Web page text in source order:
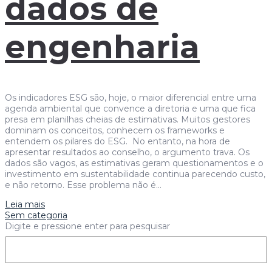
dados de
engenharia
Os indicadores ESG são, hoje, o maior diferencial entre uma
agenda ambiental que convence a diretoria e uma que fica
presa em planilhas cheias de estimativas. Muitos gestores
dominam os conceitos, conhecem os frameworks e
entendem os pilares do ESG. No entanto, na hora de
apresentar resultados ao conselho, o argumento trava. Os
dados são vagos, as estimativas geram questionamentos e o
investimento em sustentabilidade continua parecendo custo,
e não retorno. Esse problema não é…
Leia mais
Sem categoria
Digite e pressione enter para pesquisar